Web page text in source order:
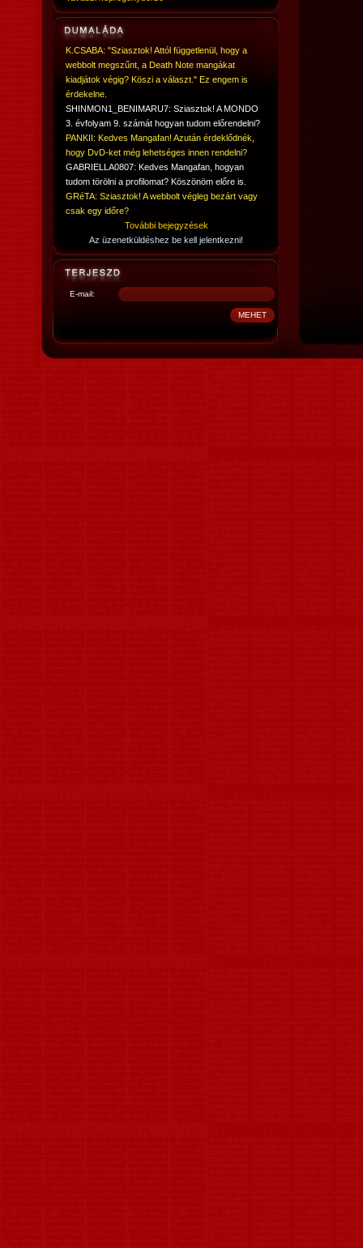
K.CSABA: "Sziasztok! Attól függetlenül, hogy a
webbolt megszűnt, a Death Note mangákat
kiadjátok végig? Köszi a választ." Ez engem is
érdekelne.
SHINMON1_BENIMARU7: Sziasztok! A MONDO
3. évfolyam 9. számát hogyan tudom előrendelni?
PANKII: Kedves Mangafan! Azután érdeklődnék,
hogy DvD-ket még lehetséges innen rendelni?
GABRIELLA0807: Kedves Mangafan, hogyan
tudom törölni a profilomat? Köszönöm előre is.
GRéTA: Sziasztok! A webbolt végleg bezárt vagy
csak egy időre?
További bejegyzések
Az üzenetküldéshez be kell jelentkezni!
E-mail: